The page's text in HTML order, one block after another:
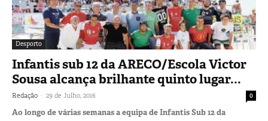
Desporto
Infantis sub 12 da ARECO/Escola Victor
Sousa alcança brilhante quinto lugar...
Redação - 29 de Julho, 2016 0
Ao longo de várias semanas a equipa de Infantis Sub 12 da